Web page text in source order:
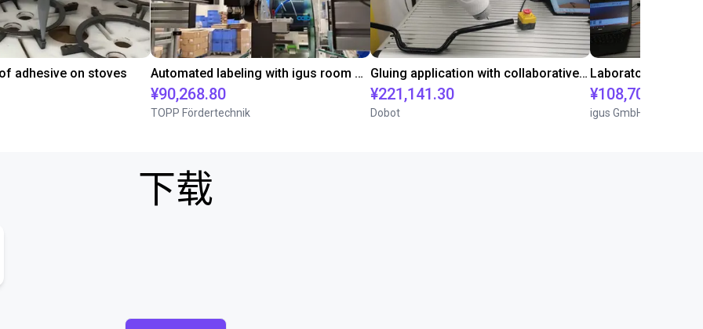
adhesive on stoves Automated labeling with igus room gantry and a cab label printer
¥90,268.80
TOPP Fördertechnik
Gluing application with collaborative robot
¥221,141.30
Dobot
¥108,705.60
igus GmbH
下载